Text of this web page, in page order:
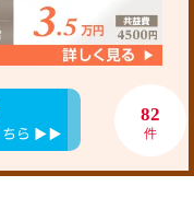
82
件